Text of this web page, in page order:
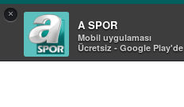
×
A SPOR
Mobil uygulaması
Ücretsiz - Google Play'de